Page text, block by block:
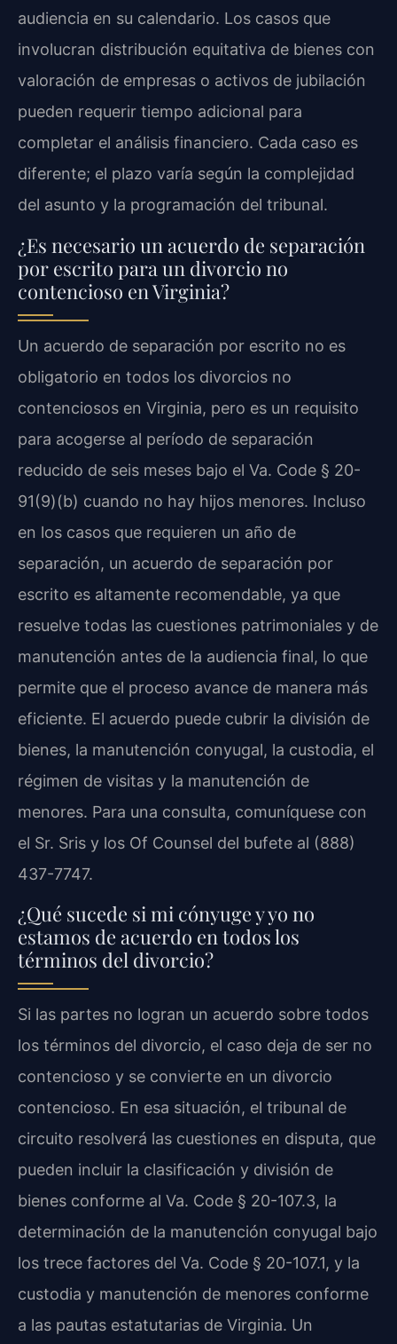
audiencia en su calendario. Los casos que
involucran distribución equitativa de bienes con
valoración de empresas o activos de jubilación
pueden requerir tiempo adicional para
completar el análisis financiero. Cada caso es
diferente; el plazo varía según la complejidad
del asunto y la programación del tribunal.
¿Es necesario un acuerdo de separación
por escrito para un divorcio no
contencioso en Virginia?
Un acuerdo de separación por escrito no es
obligatorio en todos los divorcios no
contenciosos en Virginia, pero es un requisito
para acogerse al período de separación
reducido de seis meses bajo el Va. Code § 20-
91(9)(b) cuando no hay hijos menores. Incluso
en los casos que requieren un año de
separación, un acuerdo de separación por
escrito es altamente recomendable, ya que
resuelve todas las cuestiones patrimoniales y de
manutención antes de la audiencia final, lo que
permite que el proceso avance de manera más
eficiente. El acuerdo puede cubrir la división de
bienes, la manutención conyugal, la custodia, el
régimen de visitas y la manutención de
menores. Para una consulta, comuníquese con
el Sr. Sris y los Of Counsel del bufete al (888)
437-7747.
¿Qué sucede si mi cónyuge y yo no
estamos de acuerdo en todos los
términos del divorcio?
Si las partes no logran un acuerdo sobre todos
los términos del divorcio, el caso deja de ser no
contencioso y se convierte en un divorcio
contencioso. En esa situación, el tribunal de
circuito resolverá las cuestiones en disputa, que
pueden incluir la clasificación y división de
bienes conforme al Va. Code § 20-107.3, la
determinación de la manutención conyugal bajo
los trece factores del Va. Code § 20-107.1, y la
custodia y manutención de menores conforme
a las pautas estatutarias de Virginia. Un